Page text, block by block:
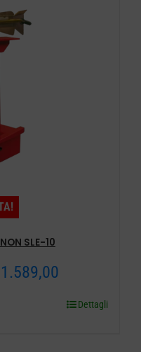
SLE-10
1.589,00
prezzo
Dettagli